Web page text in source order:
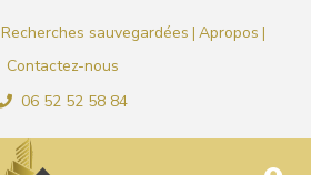
Recherches sauvegardées | Apropos |
Contactez-nous
06 52 52 58 84